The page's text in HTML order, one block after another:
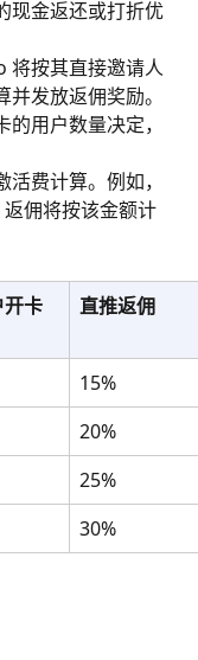
现金返还或打折优
将按其直接邀请人
发放返佣奖励。
用户数量决定，
费计算。例如，
佣将按该金额计
卡
直推返佣
15%
20%
25%
30%